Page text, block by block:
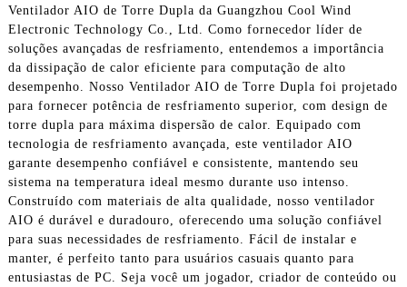
Ventilador AIO de Torre Dupla da Guangzhou Cool Wind
Electronic Technology Co., Ltd. Como fornecedor líder de
soluções avançadas de resfriamento, entendemos a importância
da dissipação de calor eficiente para computação de alto
desempenho. Nosso Ventilador AIO de Torre Dupla foi projetado
para fornecer potência de resfriamento superior, com design de
torre dupla para máxima dispersão de calor. Equipado com
tecnologia de resfriamento avançada, este ventilador AIO
garante desempenho confiável e consistente, mantendo seu
sistema na temperatura ideal mesmo durante uso intenso.
Construído com materiais de alta qualidade, nosso ventilador
AIO é durável e duradouro, oferecendo uma solução confiável
para suas necessidades de resfriamento. Fácil de instalar e
manter, é perfeito tanto para usuários casuais quanto para
entusiastas de PC. Seja você um jogador, criador de conteúdo ou